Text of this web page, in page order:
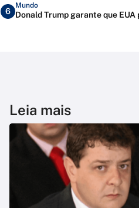
6
Mundo
Donald Trump garante que
Leia mais